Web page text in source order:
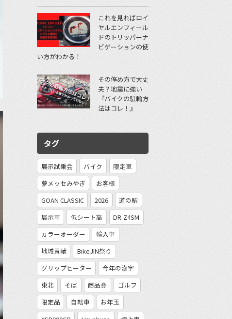
これを見ればロイ
ヤルエンフィール
ドのトリッパーナ
ビゲーションの使
い方がわかる！
その停め方で大丈
夫？地震に強い
『バイクの駐輪方
法はコレ！』
タグ
展示試乗会 バイク
限定車
夢メッセみやぎ
お客様
GOAN CLASSIC
2026
道の駅
展示車
低シート高
DR-Z4SM
カラーオーダー
輸入車
地域貢献
BikeJIN祭り
グリップヒーター
今年の漢字
東北
そば 商品券
ゴルフ
限定品
自転車
お年玉